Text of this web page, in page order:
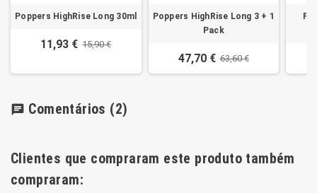
Poppers HighRise Long 30ml
11,93 € 15,90 €
Poppers HighRise Long 3 + 1
Pack
47,70 € 63,60 €
chat Comentários (2)
Clientes que compraram este produto também
compraram: